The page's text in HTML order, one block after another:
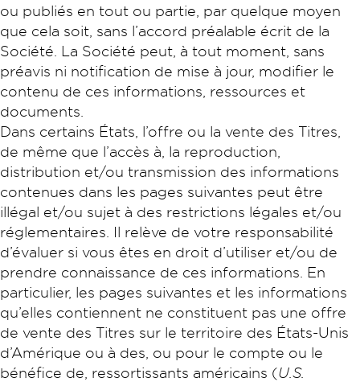
ou publiés en tout ou partie, par quelque moyen
que cela soit, sans l’accord préalable écrit de la
Société. La Société peut, à tout moment, sans
préavis ni notification de mise à jour, modifier le
contenu de ces informations, ressources et
documents.
Dans certains États, l’offre ou la vente des Titres,
de même que l’accès à, la reproduction,
distribution et/ou transmission des informations
contenues dans les pages suivantes peut être
illégal et/ou sujet à des restrictions légales et/ou
réglementaires. Il relève de votre responsabilité
d’évaluer si vous êtes en droit d’utiliser et/ou de
prendre connaissance de ces informations. En
particulier, les pages suivantes et les informations
qu’elles contiennent ne constituent pas une offre
de vente des Titres sur le territoire des États-Unis
d’Amérique ou à des, ou pour le compte ou le
bénéfice de, ressortissants américains (U.S.